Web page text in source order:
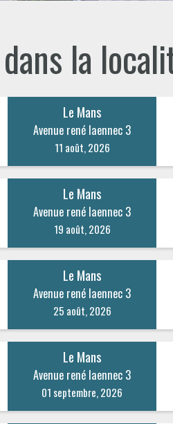
la
Le Mans
Avenue rené laennec 3
11 août, 2026
Le Mans
Avenue rené laennec 3
19 août, 2026
Le Mans
Avenue rené laennec 3
25 août, 2026
Le Mans
Avenue rené laennec 3
01 septembre, 2026